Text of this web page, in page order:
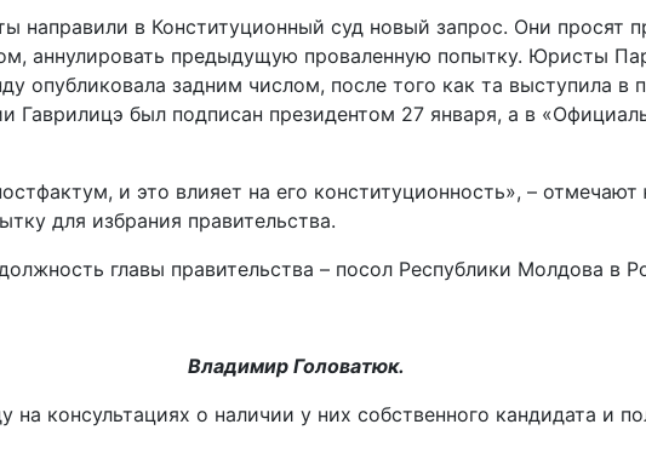
направили в Конституционный суд новый запрос. Они просят
аннулировать предыдущую проваленную попытку. Юристы
опубликовала задним числом, после того как та выступила в
Гаврилицэ был подписан президентом 27 января, а в
и это влияет на его конституционность», –
для избрания правительства.
главы правительства – посол Республики Молдова в
Владимир Головатюк.
консультациях о наличии у них собственного кандидата и